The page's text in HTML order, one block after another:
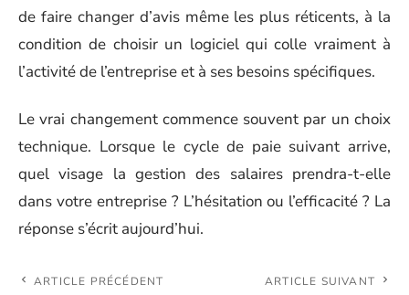
de faire changer d’avis même les plus réticents, à la
condition de choisir un logiciel qui colle vraiment à
l’activité de l’entreprise et à ses besoins spécifiques.
Le vrai changement commence souvent par un choix
technique. Lorsque le cycle de paie suivant arrive,
quel visage la gestion des salaires prendra-t-elle
dans votre entreprise ? L’hésitation ou l’efficacité ? La
réponse s’écrit aujourd’hui.
ARTICLE PRÉCÉDENT ARTICLE SUIVANT